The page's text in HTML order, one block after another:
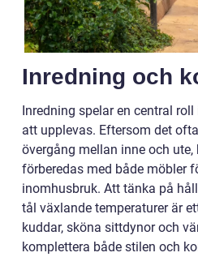
Inredning och
Inredning spelar en central
att upplevas. Eftersom det
övergång mellan inne och
förberedas med både möbler
inomhusbruk. Att tänka på
tål växlande temperaturer är
kuddar, sköna sittdynor och
komplettera både stilen och